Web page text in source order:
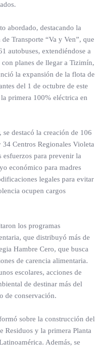
abordado, destacando la
Transporte “Va y Ven”, que
autobuses, extendiéndose a
planes de llegar a Tizimín,
la expansión de la flota de
del 1 de octubre de este
primera 100% eléctrica en
destacó la creación de 106
Centros Regionales Violeta
esfuerzos para prevenir la
económico para madres
legales para evitar
ocupen cargos
los programas
que distribuyó más de
Hambre Cero, que busca
de carencia alimentaria.
escolares, acciones de
de destinar más del
de conservación.
sobre la construcción del
Residuos y la primera Planta
Además, se